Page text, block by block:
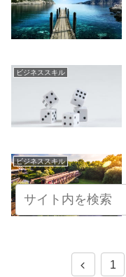
ビジネススキル
ビジネススキル
1